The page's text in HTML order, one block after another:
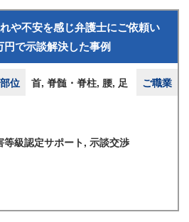
や不安を感じ弁護士にご依頼い
で示談解決した事例
部位 首, 脊髄・脊柱, 腰, 足
ご職業
級認定サポート, 示談交渉